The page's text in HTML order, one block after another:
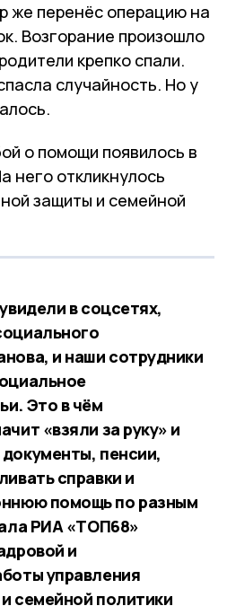
же перенёс операцию на
Возгорание произошло
крепко спали.
случайность. Но у
о помощи появилось в
него откликнулось
защиты и семейной
в соцсетях,
и наши сотрудники
Это в чём
«взяли за руку» и
пенсии,
справки и
помощь по разным
РИА «ТОП68»
и
управления
семейной политики